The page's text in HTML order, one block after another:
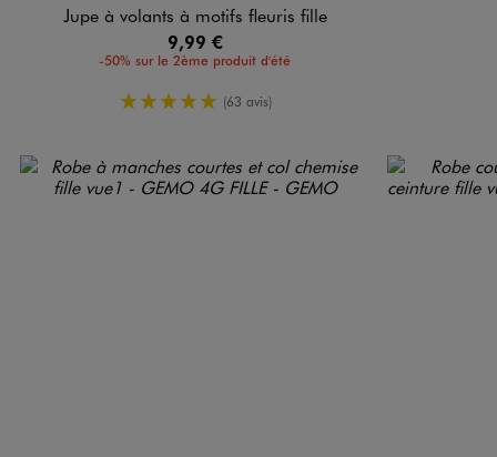
Jupe à volants à motifs fleuris fille
9,99 €
-50% sur le 2ème produit d'été
5/5 de moyenne
(63 avis)